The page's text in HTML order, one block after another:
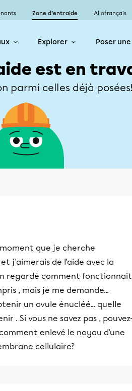
Zone d’entraide Allofrançais
Explorer Poser
est en
parmi celles déjà
que je cherche
j'aimerais de l'aide avec la
regardé comment fonctionnait
, mais je me demande...
un ovule énucléé... quelle
. Si vous ne savez pas ,
enlevé le noyau d'une
cellulaire?